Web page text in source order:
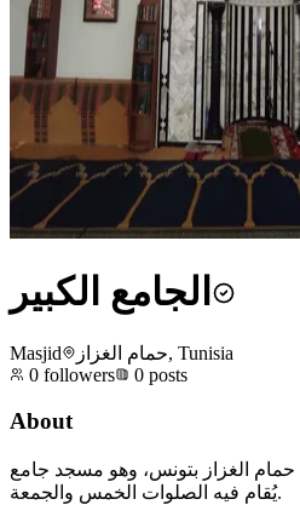
الجامع الكبير
Masjid
حمام الغزاز, Tunisia
0 followers 0 posts
About
حمام الغزاز بتونس، وهو مسجد جامع
يُقام فيه الصلوات الخمس والجمعة.